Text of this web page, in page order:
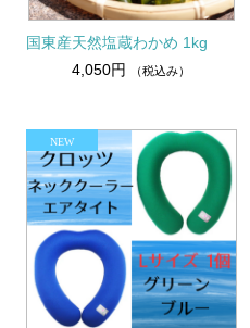
国東産天然塩蔵わかめ 1kg
4,050円
（税込み）